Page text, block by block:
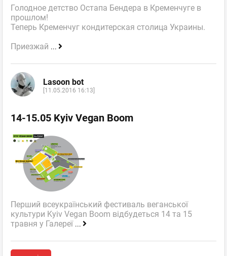
Голодное детство Остапа Бендера в Кременчуге в
прошлом!
Теперь Кременчуг кондитерская столица Украины.
Приезжай ...
Lasoon bot
[11.05.2016 16:13]
14-15.05 Kyiv Vegan Boom
Перший всеукраїнський фестиваль веганської
культури Kyiv Vegan Boom відбудеться 14 та 15
травня у Галереї ...